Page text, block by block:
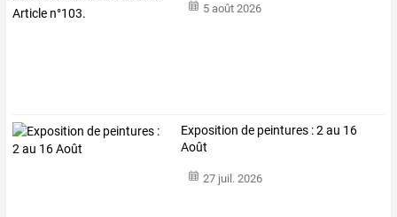
5 août 2026
Exposition de peintures : 2 au 16
Août
27 juil. 2026